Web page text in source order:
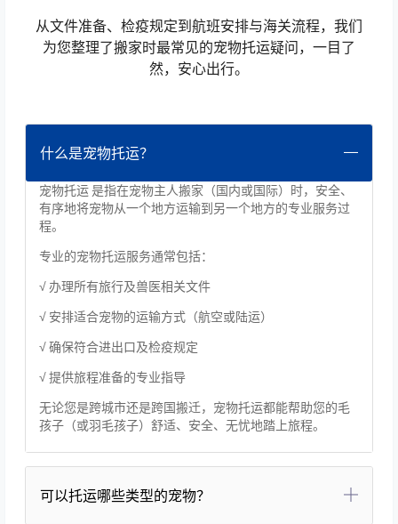
从文件准备、检疫规定到航班安排与海关流程，我们
为您整理了搬家时最常见的宠物托运疑问，一目了
然，安心出行。
什么是宠物托运？
宠物托运 是指在宠物主人搬家（国内或国际）时，安全、
有序地将宠物从一个地方运输到另一个地方的专业服务过
程。
专业的宠物托运服务通常包括：
√ 办理所有旅行及兽医相关文件
√ 安排适合宠物的运输方式（航空或陆运）
√ 确保符合进出口及检疫规定
√ 提供旅程准备的专业指导
无论您是跨城市还是跨国搬迁，宠物托运都能帮助您的毛
孩子（或羽毛孩子）舒适、安全、无忧地踏上旅程。
可以托运哪些类型的宠物？